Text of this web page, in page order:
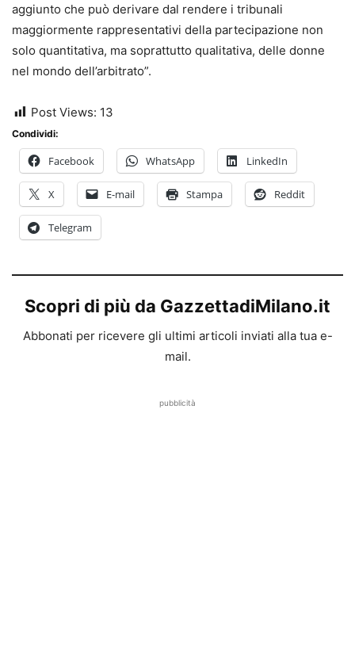
aggiunto che può derivare dal rendere i tribunali
maggiormente rappresentativi della partecipazione non
solo quantitativa, ma soprattutto qualitativa, delle donne
nel mondo dell’arbitrato”.
Post Views: 13
Condividi:
Facebook WhatsApp LinkedIn
X E-mail Stampa Reddit
Telegram
Scopri di più da GazzettadiMilano.it
Abbonati per ricevere gli ultimi articoli inviati alla tua e-
mail.
pubblicità